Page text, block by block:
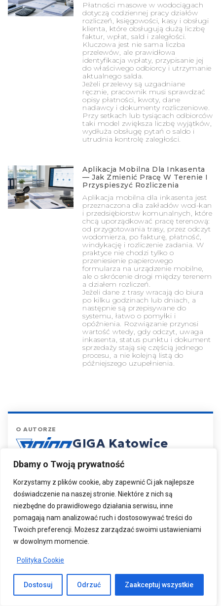
Dbamy o Twoją prywatność
Korzystamy z plików cookie, aby zapewnić Ci jak najlepsze
doświadczenie na naszej stronie. Niektóre z nich są
niezbędne do prawidłowego działania serwisu, inne
pomagają nam analizować ruch i dostosowywać treści do
Twoich preferencji. Możesz zarządzać swoimi ustawieniami
w dowolnym momencie.
Polityka Cookie
Dostosuj Odrzuć Zaakceptuj wszystkie
Płatności masowe w wodociągach
dotyczą codziennej pracy działów
rozliczeń, księgowości, kasy i obsługi
klienta, które obsługują dużą liczbę
faktur, wpłat, sald i zaległości.
Kluczowa jest nie sama liczba
przelewów, ale prawidłowa
identyfikacja wpłaty, przypisanie jej
do właściwego odbiorcy i utrzymanie
aktualnego salda.
Jeżeli przelewy są uzgadniane
ręcznie, pracownik musi sprawdzać
opisy płatności, kwoty, dane
nadawcy i dokumenty rozliczeniowe.
Przy setkach lub tysiącach odbiorców
taki model zwiększa liczbę wyjątków,
wydłuża obsługę pytań o saldo i
utrudnia kontrolę zaległości.
Aplikacja Mobilna Dla Inkasenta
— Jak Zmienić Pracę W Terenie I
Przyspieszyć Rozliczenia
Aplikacja mobilna dla inkasenta jest
przeznaczona dla zakładów wod-kan
i przedsiębiorstw komunalnych, które
chcą uporządkować pracę terenową:
od przygotowania trasy, przez odczyt
wodomierza, po fakturę, płatność,
windykację i rozliczenie zadania. W
praktyce nie chodzi tylko o
przeniesienie papierowego
formularza na urządzenie mobilne,
ale o skrócenie drogi między terenem
a działem rozliczeń.
Jeżeli dane z trasy wracają do biura
po kilku godzinach lub dniach, a
następnie są przepisywane do
systemu, łatwo o pomyłki i
opóźnienia. Rozwiązanie przynosi
wartość wtedy, gdy odczyt, uwaga
inkasenta, status punktu i dokument
sprzedaży stają się częścią jednego
procesu, a nie kolejną listą do
późniejszego uzupełnienia.
O AUTORZE
GIGA Katowice
wodociągowych i komunalnych.
Tworzymy i rozwijamy GW-MAX – oprogramowanie do
rozliczeń, odczytów, e-Faktury i integracji z systemami
ERP. Od kilkunastu lat pomagamy zakładom wod-kan
automatyzować pracę, usprawniać rozliczenia i
przygotowywać się do cyfryzacji (m.in. KSeF).
Dlaczego wybierają nas przedsiębiorstwa wod-kan?
Doświadczenie
Gotowe integracjez Comarch ERP Optima / XL.